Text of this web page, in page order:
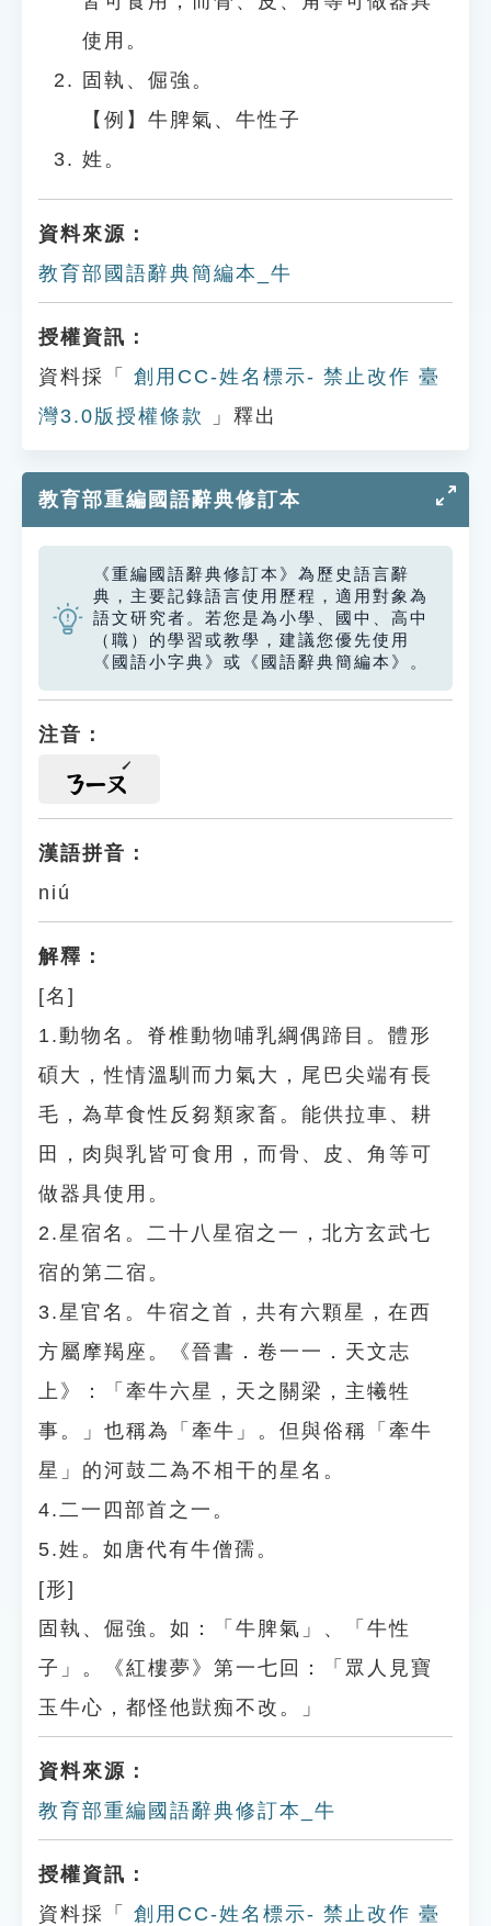
使用。
固執、倔強。
【例】牛脾氣、牛性子
姓。
資料來源：
教育部國語辭典簡編本_牛
授權資訊：
資料採「
創用CC-姓名標示- 禁止改作 臺
灣3.0版授權條款
」釋出
教育部重編國語辭典修訂本
《重編國語辭典修訂本》為歷史語言辭
典，主要記錄語言使用歷程，適用對象為
語文研究者。若您是為小學、國中、高中
（職）的學習或教學，建議您優先使用
《國語小字典》或《國語辭典簡編本》。
注音：
ㄋㄧㄡ
漢語拼音：
niú
解釋：
[名]
1.動物名。脊椎動物哺乳綱偶蹄目。體形
碩大，性情溫馴而力氣大，尾巴尖端有長
毛，為草食性反芻類家畜。能供拉車、耕
田，肉與乳皆可食用，而骨、皮、角等可
做器具使用。
2.星宿名。二十八星宿之一，北方玄武七
宿的第二宿。
3.星官名。牛宿之首，共有六顆星，在西
方屬摩羯座。《晉書．卷一一．天文志
上》：「牽牛六星，天之關梁，主犧牲
事。」也稱為「牽牛」。但與俗稱「牽牛
星」的河鼓二為不相干的星名。
4.二一四部首之一。
5.姓。如唐代有牛僧孺。
[形]
固執、倔強。如：「牛脾氣」、「牛性
子」。《紅樓夢》第一七回：「眾人見寶
玉牛心，都怪他獃痴不改。」
資料來源：
教育部重編國語辭典修訂本_牛
授權資訊：
資料採「
創用CC-姓名標示- 禁止改作 臺